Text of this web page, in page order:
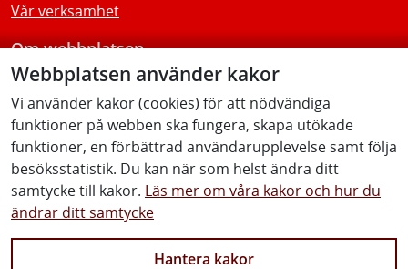
Webbplatsen använder kakor
Vi använder kakor (cookies) för att nödvändiga
funktioner på webben ska fungera, skapa utökade
funktioner, en förbättrad användarupplevelse samt följa
besöksstatistik. Du kan när som helst ändra ditt
samtycke till kakor. Läs mer om våra kakor och hur du
ändrar ditt samtycke
Hantera kakor
Vår verksamhet
Om webbplatsen
Tillgänglighetsredogörelse
Följ oss
Facebook Youtube